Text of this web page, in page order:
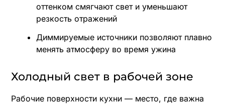
оттенком смягчают свет и уменьшают
резкость отражений
Диммируемые источники позволяют плавно
менять атмосферу во время ужина
Холодный свет в рабочей зоне
Рабочие поверхности кухни — место, где важна